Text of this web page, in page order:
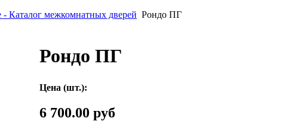
Каталог межкомнатных дверей Рондо ПГ
Рондо ПГ
Цена (шт.):
6 700.00 руб